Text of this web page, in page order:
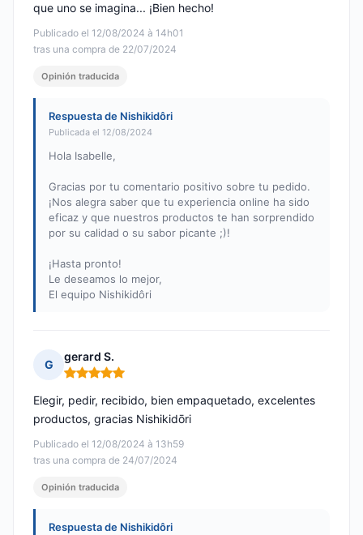
Publicado el 12/08/2024 à 14h01
tras una compra de 22/07/2024
que uno se imagina... ¡Bien hecho!
Opinión traducida
Respuesta de Nishikidôri
Publicada el 12/08/2024
Hola Isabelle,
Gracias por tu comentario positivo sobre tu pedido.
¡Nos alegra saber que tu experiencia online ha sido
eficaz y que nuestros productos te han sorprendido
por su calidad o su sabor picante ;)!
¡Hasta pronto!
Le deseamos lo mejor,
El equipo Nishikidôri
G
gerard S.
Nota: 5 de 5
Publicado el 12/08/2024 à 13h59
tras una compra de 24/07/2024
Elegir, pedir, recibido, bien empaquetado, excelentes
productos, gracias Nishikidōri
Opinión traducida
Respuesta de Nishikidôri